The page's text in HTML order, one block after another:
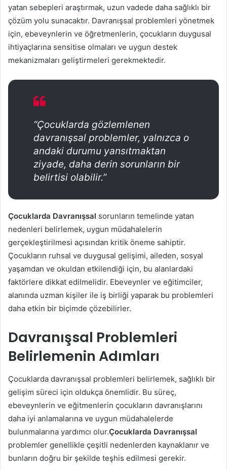
yatan sebepleri araştırmak, uzun vadede daha sağlıklı bir
çözüm yolu sunacaktır. Davranışsal problemleri yönetmek
için, ebeveynlerin ve öğretmenlerin, çocukların duygusal
ihtiyaçlarına sensitise olmaları ve uygun destek
mekanizmaları geliştirmeleri gerekmektedir.
“Çocuklarda gözlemlenen
davranışsal problemler, yalnızca o
andaki durumu yansıtmaktan
ziyade, daha derin sorunların bir
belirtisi olabilir.”
Çocuklarda Davranışsal sorunların temelinde yatan
nedenleri belirlemek, uygun müdahalelerin
gerçekleştirilmesi açısından kritik öneme sahiptir.
Çocukların ruhsal ve duygusal gelişimi, aileden, sosyal
yaşamdan ve okuldan etkilendiği için, bu alanlardaki
faktörlere dikkat edilmelidir. Ebeveynler ve eğitimciler,
alanında uzman kişiler ile iş birliği yaparak bu problemleri
daha etkin bir biçimde çözebilirler.
Davranışsal Problemleri
Belirlemenin Adımları
Çocuklarda davranışsal problemleri belirlemek, sağlıklı bir
gelişim süreci için oldukça önemlidir. Bu süreç,
ebeveynlerin ve eğitmenlerin çocukların davranışlarını
daha iyi anlamalarına ve uygun müdahalelerde
bulunmalarına yardımcı olur.Çocuklarda Davranışsal
problemler genellikle çeşitli nedenlerden kaynaklanır ve
bunların doğru bir şekilde teşhis edilmesi gerekir.